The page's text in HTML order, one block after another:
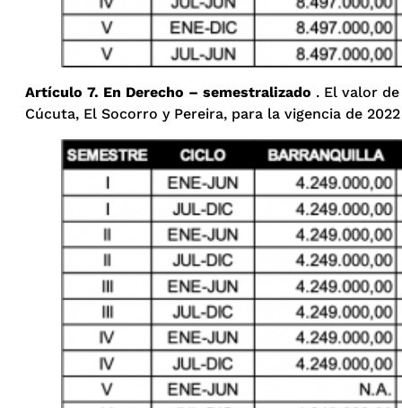
Artículo 7. En Derecho – semestralizado . El valor
Cúcuta, El Socorro y Pereira, para la vigencia de